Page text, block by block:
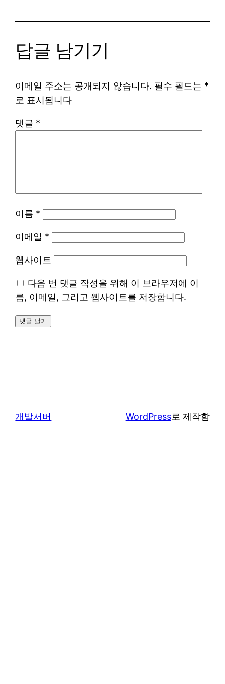
답글 남기기
이메일 주소는 공개되지 않습니다. 필수 필드는 *
로 표시됩니다
댓글 *
이름 *
이메일 *
웹사이트
다음 번 댓글 작성을 위해 이 브라우저에 이
름, 이메일, 그리고 웹사이트를 저장합니다.
개발서버 WordPress로 제작함